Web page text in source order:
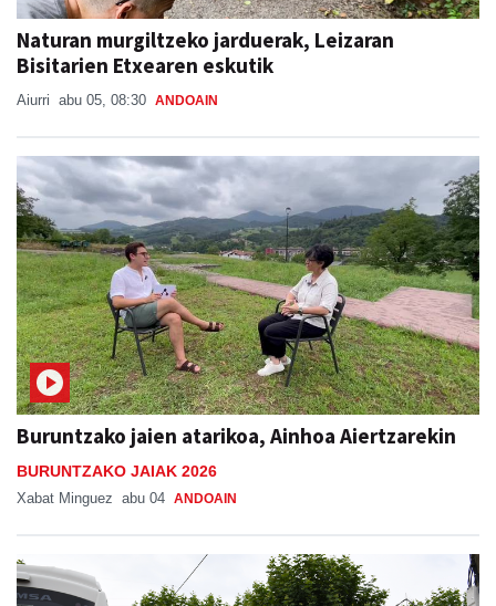
Naturan murgiltzeko jarduerak, Leizaran
Bisitarien Etxearen eskutik
Aiurri abu 05, 08:30 ANDOAIN
Buruntzako jaien atarikoa, Ainhoa Aiertzarekin
BURUNTZAKO JAIAK 2026
Xabat Minguez abu 04 ANDOAIN